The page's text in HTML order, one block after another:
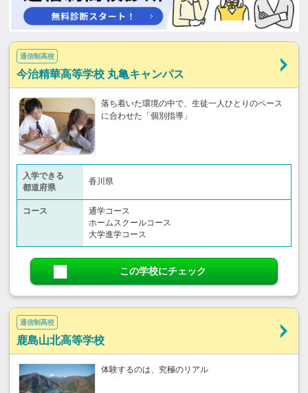
通信制高校
今治精華高等学校 丸亀キャンパス
落ち着いた環境の中で、生徒一人ひとりのペース
に合わせた「個別指導」
入学できる
都道府県
香川県
コース
通学コース
ホームスクールコース
大学進学コース
この学校にチェック
通信制高校
鹿島山北高等学校
体験するのは、究極のリアル